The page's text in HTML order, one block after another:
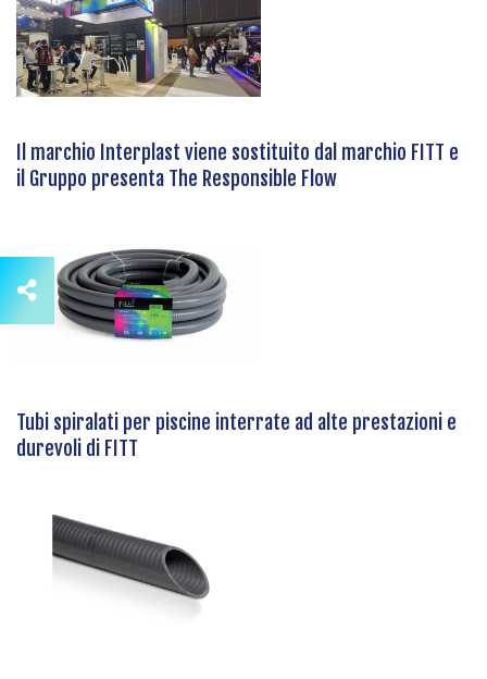
Il marchio Interplast viene sostituito dal marchio FITT e
il Gruppo presenta The Responsible Flow
Tubi spiralati per piscine interrate ad alte prestazioni e
durevoli di FITT